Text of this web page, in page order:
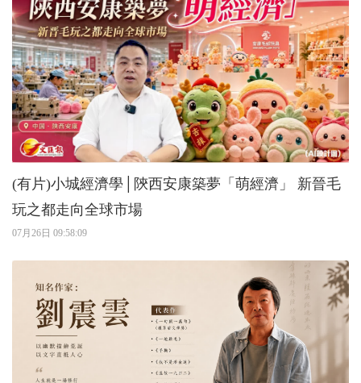
(有片)小城經濟學│陝西安康築夢「萌經濟」 新晉毛
玩之都走向全球市場
07月26日 09:58:09